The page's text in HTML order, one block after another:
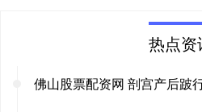
热点资
佛山股票配资网 剖宫产后跛